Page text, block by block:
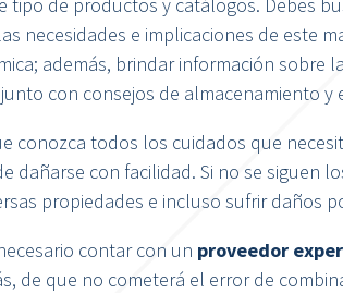
necesidades e implicaciones de este
además, brindar información sobre
con consejos de almacenamiento y
conozca todos los cuidados que
dañarse con facilidad. Si no se siguen
propiedades e incluso sufrir daños
contar con un proveedor
de que no cometerá el error de